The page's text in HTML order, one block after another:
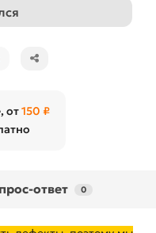
от150 ₽
ответ 0